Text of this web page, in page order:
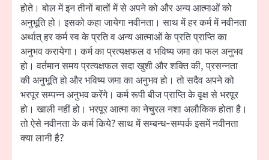
होते। बोल में इन तीनों बातों में से अपने को और अन्य आत्माओं को
अनुभूति हो। इसको कहा जायेगा नवीनता। साथ में हर कर्म में नवीनता
अर्थात् हर कर्म स्व के प्रति व अन्य आत्माओं के प्रति प्राप्ति का
अनुभव करायेगा। कर्म का प्रत्यक्षफल व भविष्य जमा का फल अनुभव
हो। वर्तमान समय प्रत्यक्षफल सदा खुशी और शक्ति की, प्रसन्नता
की अनुभूति हो और भविष्य जमा का अनुभव हो। तो सदैव अपने को
भरपूर सम्पन्न अनुभव करेंगे। कर्म रूपी बीज प्राप्ति के वृक्ष से भरपूर
हो। खाली नहीं हो। भरपूर आत्मा का नेचुरल नशा अलौकिक होता है।
तो ऐसे नवीनता के कर्म किये? साथ में सम्बन्ध-सम्पर्क इसमें नवीनता
क्या लानी है?